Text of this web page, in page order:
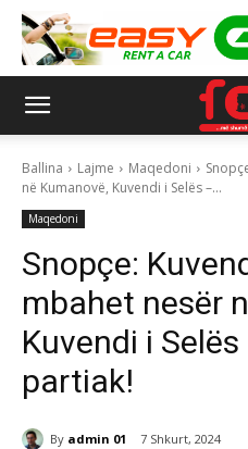
Ballina Lajme Maqedoni
në Kumanovë, Kuvendi i Selës –...
Maqedoni
Snopçe:
mbahet nesër
Kuvendi i
partiak!
By admin 01 7 Shkurt, 2024